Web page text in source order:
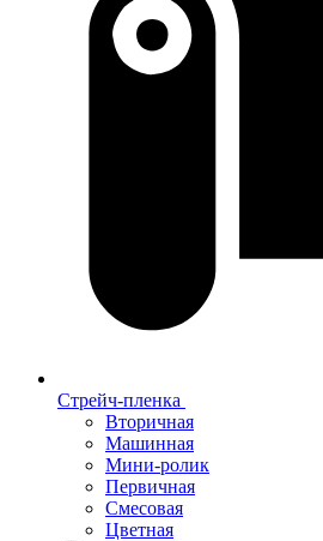
Стрейч-пленка
Вторичная
Машинная
Мини-ролик
Первичная
Смесовая
Цветная